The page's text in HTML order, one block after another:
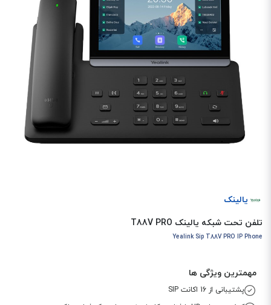
یالینک
تلفن تحت شبکه یالینک T88V PRO
Yealink Sip T88V PRO IP Phone
مهمترین ویژگی ها
پشتیبانی از 16 اکانت SIP